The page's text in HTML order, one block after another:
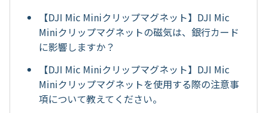
【DJI Mic Miniクリップマグネット】DJI Mic
Miniクリップマグネットの磁気は、銀行カード
に影響しますか？
【DJI Mic Miniクリップマグネット】DJI Mic
Miniクリップマグネットを使用する際の注意事
項について教えてください。